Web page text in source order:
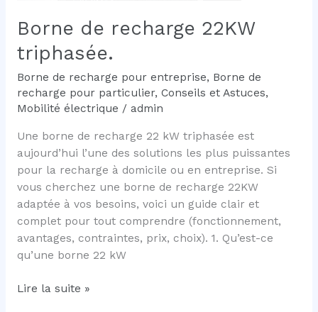
Borne de recharge 22KW
triphasée.
Borne de recharge pour entreprise, Borne de
recharge pour particulier, Conseils et Astuces,
Mobilité électrique / admin
Une borne de recharge 22 kW triphasée est
aujourd’hui l’une des solutions les plus puissantes
pour la recharge à domicile ou en entreprise. Si
vous cherchez une borne de recharge 22KW
adaptée à vos besoins, voici un guide clair et
complet pour tout comprendre (fonctionnement,
avantages, contraintes, prix, choix). 1. Qu’est-ce
qu’une borne 22 kW
Borne
Lire la suite »